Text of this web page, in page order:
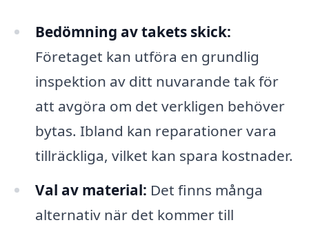
Bedömning av takets skick:
Företaget kan utföra en grundlig
inspektion av ditt nuvarande tak för
att avgöra om det verkligen behöver
bytas. Ibland kan reparationer vara
tillräckliga, vilket kan spara kostnader.
Val av material: Det finns många
alternativ när det kommer till